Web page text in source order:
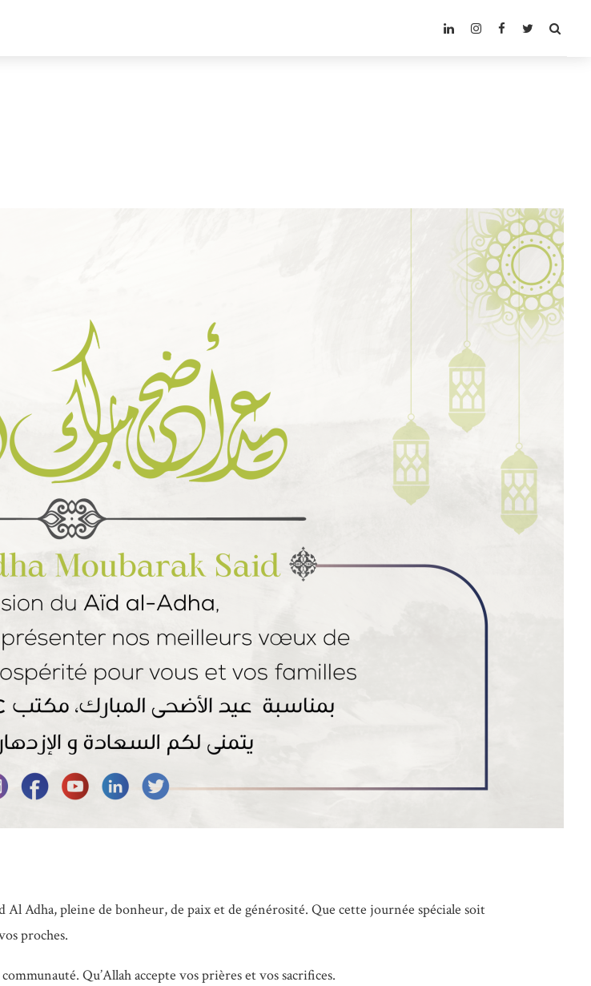
Adha, pleine de bonheur, de paix et de générosité. Que cette journée spéciale soit
proches.
Qu’Allah accepte vos prières et vos sacrifices.